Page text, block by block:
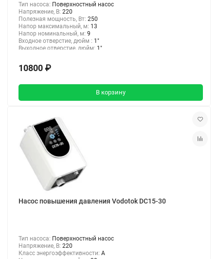
Тип насоса: Поверхностный насос
Напряжение, В: 220
Полезная мощность, Вт: 250
Напор максимальный, м: 13
Напор номинальный, м: 9
Входное отверстие, дюйм : 1"
Выходное отверстие, дюйм: 1"
10800 ₽
В корзину
Насос повышения давления Vodotok DC15-30
Тип насоса: Поверхностный насос
Напряжение, В: 220
Класс энергоэффективности: A